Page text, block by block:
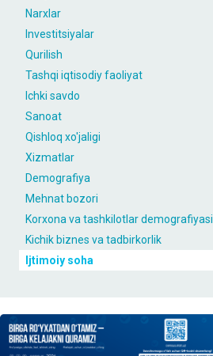
Narxlar
Investitsiyalar
Qurilish
Tashqi iqtisodiy faoliyat
Ichki savdo
Sanoat
Qishloq xo'jaligi
Xizmatlar
Demografiya
Mehnat bozori
Korxona va tashkilotlar demografiyasi
Kichik biznes va tadbirkorlik
Ijtimoiy soha